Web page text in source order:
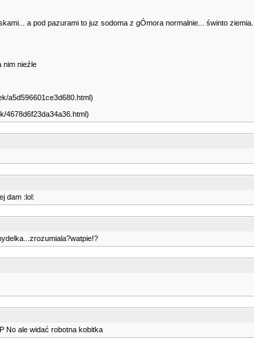
a pod pazurami to juz sodoma z gÓmora normalnie... świnto ziemia...
nim nieźle
a5d596601ce3d680.html)
4678d6f23da34a36.html)
dam :lol:
No ale widać robotna kobitka